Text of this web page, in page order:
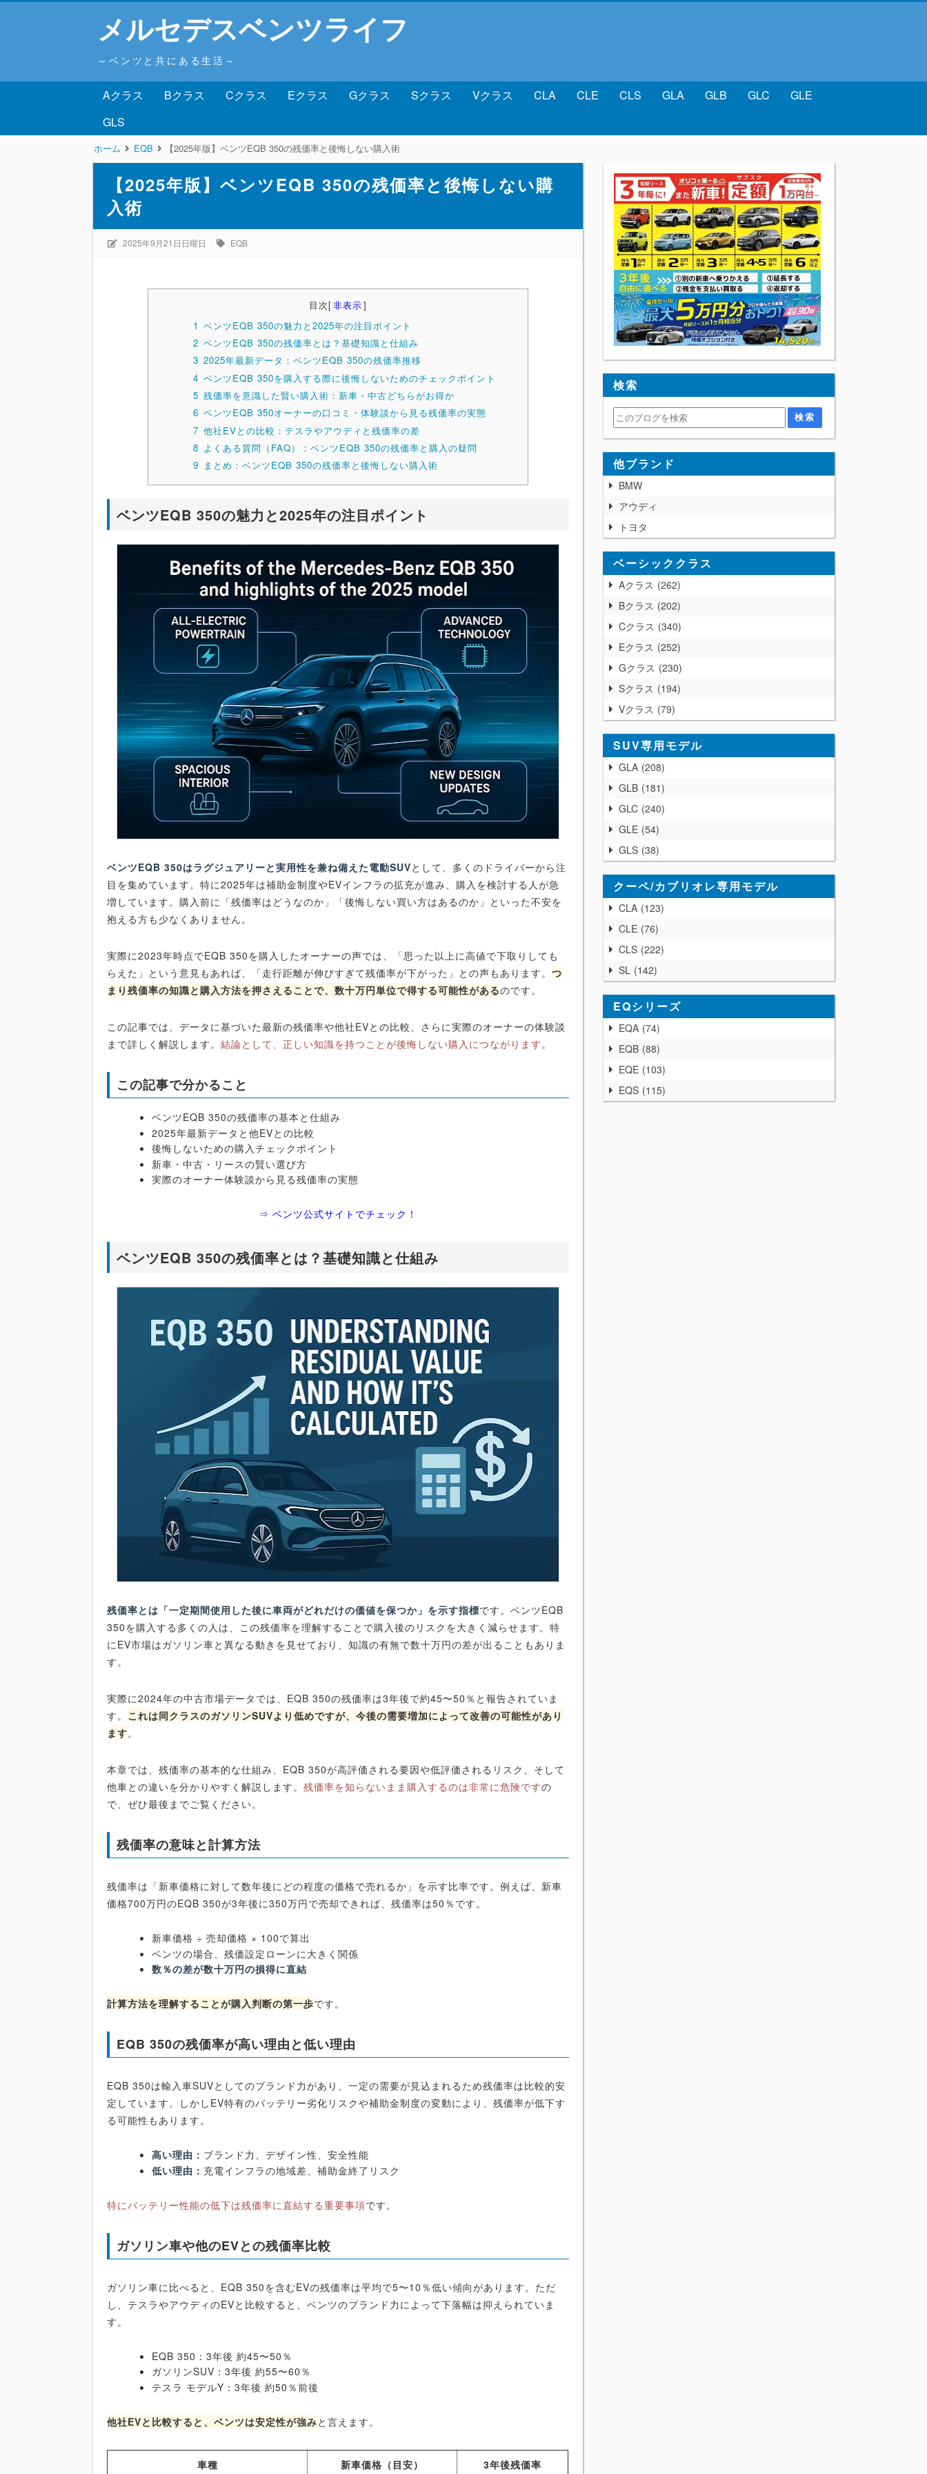
メルセデスベンツライフ
～ベンツと共にある生活～
Aクラス Bクラス Cクラス Eクラス Gクラス Sクラス Vクラス CLA CLE CLS GLA GLB GLC
GLE
GLS
ホーム EQB 【2025年版】ベンツEQB 350の残価率と後悔しない購入術
【2025年版】ベンツEQB 350の残価率と後悔しない購
入術
2025年9月21日日曜日 EQB
目次[非表示]
1 ベンツEQB 350の魅力と2025年の注目ポイント
2 ベンツEQB 350の残価率とは？基礎知識と仕組み
3 2025年最新データ：ベンツEQB 350の残価率推移
4 ベンツEQB 350を購入する際に後悔しないためのチェックポイント
5 残価率を意識した賢い購入術：新車・中古どちらがお得か
6 ベンツEQB 350オーナーの口コミ・体験談から見る残価率の実態
7 他社EVとの比較：テスラやアウディと残価率の差
8 よくある質問（FAQ）：ベンツEQB 350の残価率と購入の疑問
9 まとめ：ベンツEQB 350の残価率と後悔しない購入術
ベンツEQB 350の魅力と2025年の注目ポイント
ベンツEQB 350はラグジュアリーと実用性を兼ね備えた電動SUVとして、多くのドライバーから注
目を集めています。特に2025年は補助金制度やEVインフラの拡充が進み、購入を検討する人が急
増しています。購入前に「残価率はどうなのか」「後悔しない買い方はあるのか」といった不安を
抱える方も少なくありません。
実際に2023年時点でEQB 350を購入したオーナーの声では、「思った以上に高値で下取りしても
らえた」という意見もあれば、「走行距離が伸びすぎて残価率が下がった」との声もあります。つ
まり残価率の知識と購入方法を押さえることで、数十万円単位で得する可能性があるのです。
この記事では、データに基づいた最新の残価率や他社EVとの比較、さらに実際のオーナーの体験談
まで詳しく解説します。結論として、正しい知識を持つことが後悔しない購入につながります。
この記事で分かること
ベンツEQB 350の残価率の基本と仕組み
2025年最新データと他EVとの比較
後悔しないための購入チェックポイント
新車・中古・リースの賢い選び方
実際のオーナー体験談から見る残価率の実態
⇒ ベンツ公式サイトでチェック！
ベンツEQB 350の残価率とは？基礎知識と仕組み
残価率とは「一定期間使用した後に車両がどれだけの価値を保つか」を示す指標です。ベンツEQB
350を購入する多くの人は、この残価率を理解することで購入後のリスクを大きく減らせます。特
にEV市場はガソリン車と異なる動きを見せており、知識の有無で数十万円の差が出ることもありま
す。
実際に2024年の中古市場データでは、EQB 350の残価率は3年後で約45〜50％と報告されていま
す。 これは同クラスのガソリンSUVより低めですが、今後の需要増加によって改善の可能性があり
ます。
本章では、残価率の基本的な仕組み、EQB 350が高評価される要因や低評価されるリスク、そして
他車との違いを分かりやすく解説します。残価率を知らないまま購入するのは非常に危険ですの
で、ぜひ最後までご覧ください。
残価率の意味と計算方法
残価率は「新車価格に対して数年後にどの程度の価格で売れるか」を示す比率です。例えば、新車
価格700万円のEQB 350が3年後に350万円で売却できれば、残価率は50％です。
新車価格 ÷ 売却価格 × 100で算出
ベンツの場合、残価設定ローンに大きく関係
数％の差が数十万円の損得に直結
計算方法を理解することが購入判断の第一歩です。
EQB 350の残価率が高い理由と低い理由
EQB 350は輸入車SUVとしてのブランド力があり、一定の需要が見込まれるため残価率は比較的安
定しています。しかしEV特有のバッテリー劣化リスクや補助金制度の変動により、残価率が低下す
る可能性もあります。
高い理由： ブランド力、デザイン性、安全性能
低い理由： 充電インフラの地域差、補助金終了リスク
特にバッテリー性能の低下は残価率に直結する重要事項です。
ガソリン車や他のEVとの残価率比較
ガソリン車に比べると、EQB 350を含むEVの残価率は平均で5〜10％低い傾向があります。ただ
し、テスラやアウディのEVと比較すると、ベンツのブランド力によって下落幅は抑えられていま
す。
EQB 350：3年後 約45〜50％
ガソリンSUV：3年後 約55〜60％
テスラ モデルY：3年後 約50％前後
他社EVと比較すると、ベンツは安定性が強みと言えます。
車種 新車価格（目安） 3年後残価率
検索
他ブランド
BMW
アウディ
トヨタ
ベーシッククラス
Aクラス 262
Bクラス 202
Cクラス 340
Eクラス 252
Gクラス 230
Sクラス
194
Vクラス 79
SUV専用モデル
GLA 208
GLB 181
GLC 240
GLE 54
GLS 38
クーペ/カブリオレ専用モデル
CLA 123
CLE 76
CLS 222
SL 142
EQシリーズ
EQA 74
EQB 88
EQE 103
EQS 115